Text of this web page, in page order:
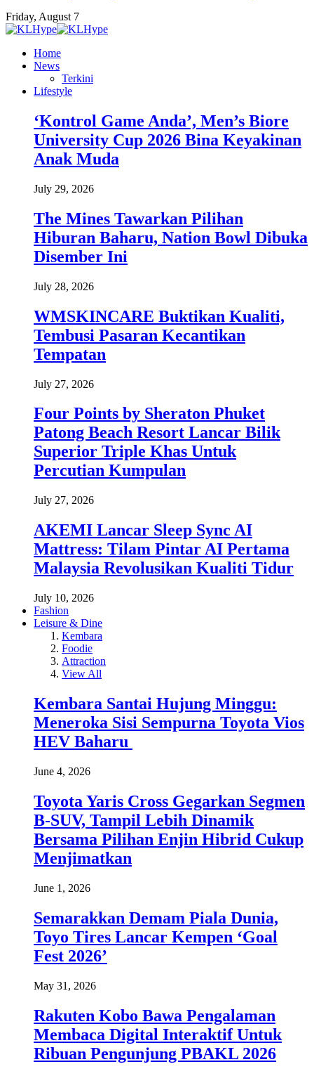
Friday, August 7
Home
News
Terkini
Lifestyle
‘Kontrol Game Anda’, Men’s Biore
University Cup 2026 Bina Keyakinan
Anak Muda
July 29, 2026
The Mines Tawarkan Pilihan
Hiburan Baharu, Nation Bowl Dibuka
Disember Ini
July 28, 2026
WMSKINCARE Buktikan Kualiti,
Tembusi Pasaran Kecantikan
Tempatan
July 27, 2026
Four Points by Sheraton Phuket
Patong Beach Resort Lancar Bilik
Superior Triple Khas Untuk
Percutian Kumpulan
July 27, 2026
AKEMI Lancar Sleep Sync AI
Mattress: Tilam Pintar AI Pertama
Malaysia Revolusikan Kualiti Tidur
July 10, 2026
Fashion
Leisure & Dine
Kembara
Foodie
Attraction
View All
Kembara Santai Hujung Minggu:
Meneroka Sisi Sempurna Toyota Vios
HEV Baharu
June 4, 2026
Toyota Yaris Cross Gegarkan Segmen
B-SUV, Tampil Lebih Dinamik
Bersama Pilihan Enjin Hibrid Cukup
Menjimatkan
June 1, 2026
Semarakkan Demam Piala Dunia,
Toyo Tires Lancar Kempen ‘Goal
Fest 2026’
May 31, 2026
Rakuten Kobo Bawa Pengalaman
Membaca Digital Interaktif Untuk
Ribuan Pengunjung PBAKL 2026